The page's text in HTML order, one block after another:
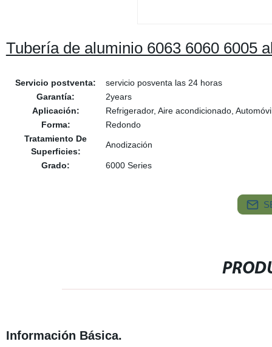
Tubería de aluminio 6063 6060 6005
Servicio postventa:
servicio posventa las 24 horas
Garantía:
2years
Aplicación:
Refrigerador, Aire acondicionado,
Forma:
Redondo
Tratamiento De
Superficies:
Anodización
Grado: 6000 Series
Información Básica.